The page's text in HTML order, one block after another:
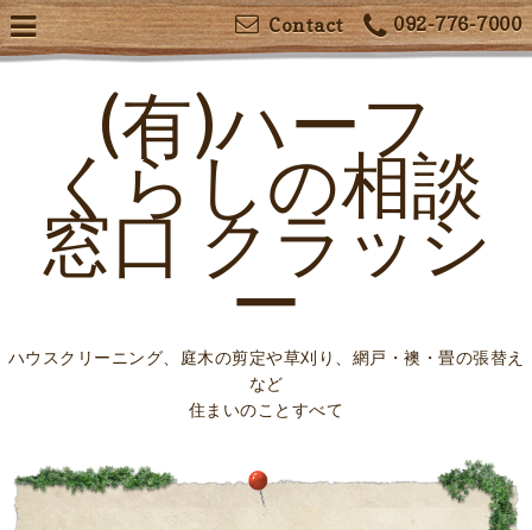
092-776-7000
Contact
(有)ハーフ
くらしの相談
窓口 クラッシ
ー
ハウスクリーニング、庭木の剪定や草刈り、網戸・襖・畳の張替え
など
住まいのことすべて